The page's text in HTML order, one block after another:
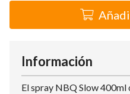
Información
El spray NBQ Slow 400ml